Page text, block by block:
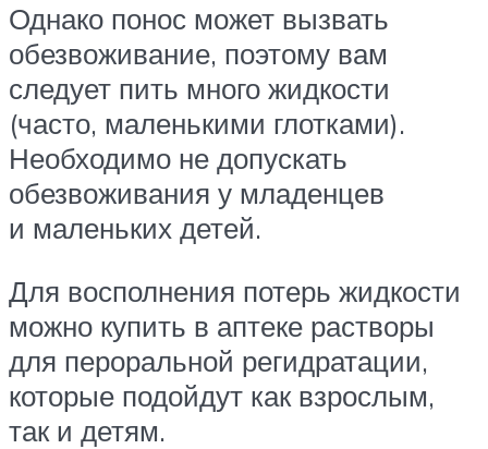
Однако понос может вызвать
обезвоживание, поэтому вам
следует пить много жидкости
(часто, маленькими глотками).
Необходимо не допускать
обезвоживания у младенцев
и маленьких детей.
Для восполнения потерь жидкости
можно купить в аптеке растворы
для пероральной регидратации,
которые подойдут как взрослым,
так и детям.